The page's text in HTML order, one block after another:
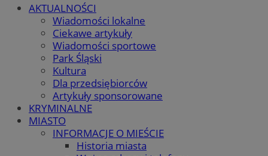
AKTUALNOŚCI
Wiadomości lokalne
Ciekawe artykuły
Wiadomości sportowe
Park Śląski
Kultura
Dla przedsiębiorców
Artykuły sponsorowane
KRYMINALNE
MIASTO
INFORMACJE O MIEŚCIE
Historia miasta